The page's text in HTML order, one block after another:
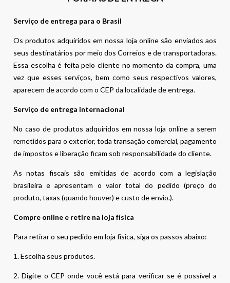
Serviço de entrega para o Brasil
Os produtos adquiridos em nossa loja online são enviados aos
seus destinatários por meio dos Correios e de transportadoras.
Essa escolha é feita pelo cliente no momento da compra, uma
vez que esses serviços, bem como seus respectivos valores,
aparecem de acordo com o CEP da localidade de entrega.
Serviço de entrega internacional
No caso de produtos adquiridos em nossa loja online a serem
remetidos para o exterior, toda transação comercial, pagamento
de impostos e liberação ficam sob responsabilidade do cliente.
As notas fiscais são emitidas de acordo com a legislação
brasileira e apresentam o valor total do pedido (preço do
produto, taxas (quando houver) e custo de envio.).
Compre online e retire na loja física
Para retirar o seu pedido em loja física, siga os passos abaixo:
1. Escolha seus produtos.
2. Digite o CEP onde você está para verificar se é possível a